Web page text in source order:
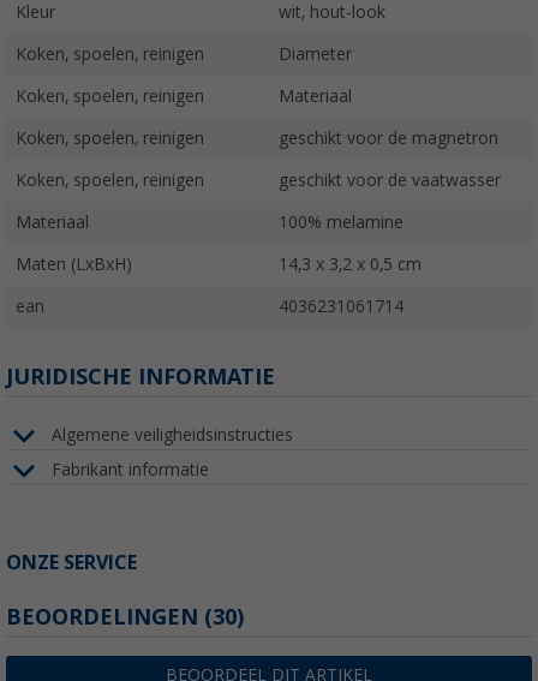
Kleur wit, hout-look
Koken, spoelen, reinigen Diameter
Koken, spoelen, reinigen Materiaal
Koken, spoelen, reinigen geschikt voor de magnetron
Koken, spoelen, reinigen geschikt voor de vaatwasser
Materiaal 100% melamine
Maten (LxBxH) 14,3 x 3,2 x 0,5 cm
ean 4036231061714
JURIDISCHE INFORMATIE
Algemene veiligheidsinstructies
Fabrikant informatie
ONZE SERVICE
BEOORDELINGEN (30)
BEOORDEEL DIT ARTIKEL